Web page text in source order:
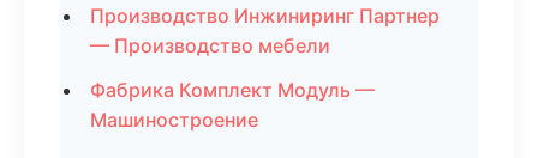
Производство Инжиниринг Партнер
— Производство мебели
Фабрика Комплект Модуль —
Машиностроение